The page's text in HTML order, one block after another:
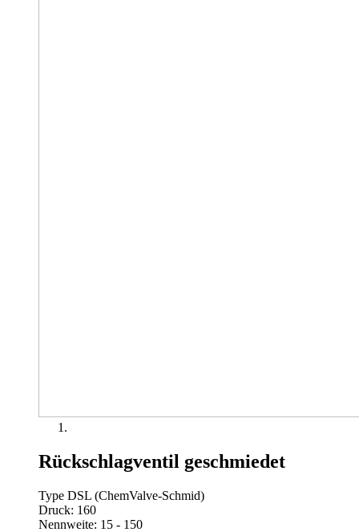
Rückschlagventil geschmiedet
Type DSL (ChemValve-Schmid)
Druck: 160
Nennweite: 15 - 150